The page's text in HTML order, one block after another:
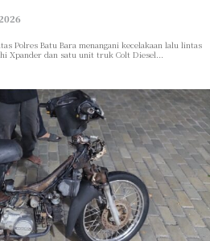
Polres Batu Bara menangani kecelakaan lalu lintas
Xpander dan satu unit truk Colt Diesel...